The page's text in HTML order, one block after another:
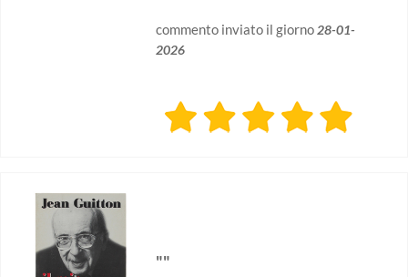
commento inviato il giorno28-01-
2026
""